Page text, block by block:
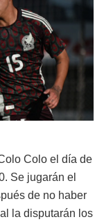
Colo el día de
Se jugarán el
de no haber
la disputarán los